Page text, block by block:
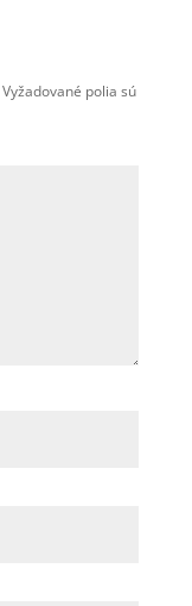
Vyžadované polia sú